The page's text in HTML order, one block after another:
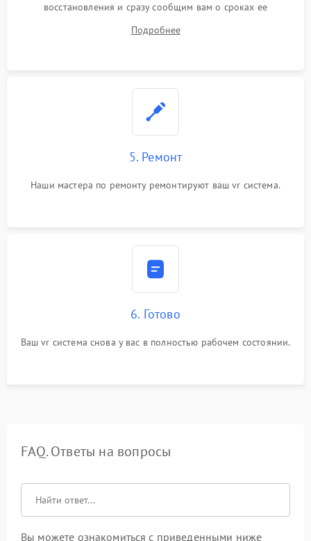
восстановления и сразу сообщим вам о сроках ее
Подробнее
5. Ремонт
Наши мастера по ремонту ремонтируют ваш vr система.
6. Готово
Ваш vr система снова у вас в полностью рабочем состоянии.
FAQ. Ответы на вопросы
Вы можете ознакомиться с приведенными ниже